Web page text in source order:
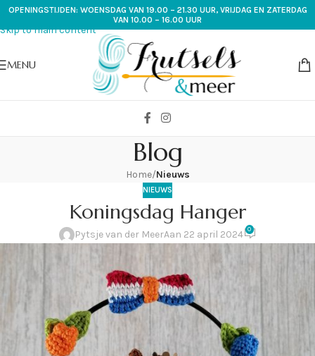
Skip to navigation
Skip to main content
OPENINGSTIJDEN: WOENSDAG VAN 19.00 – 21.30 UUR, VRIJDAG EN ZATERDAG
VAN 10.00 – 16.00 UUR
MENU
Blog
Home/Nieuws
NIEUWS
Koningsdag Hanger
Pytsje van der MeerAan 22 april 2024 0